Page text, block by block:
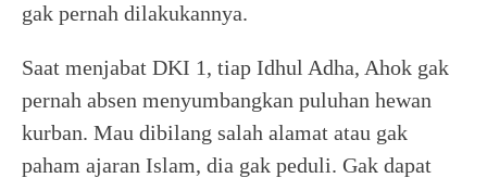
gak pernah dilakukannya.
Saat menjabat DKI 1, tiap Idhul Adha, Ahok gak
pernah absen menyumbangkan puluhan hewan
kurban. Mau dibilang salah alamat atau gak
paham ajaran Islam, dia gak peduli. Gak dapat